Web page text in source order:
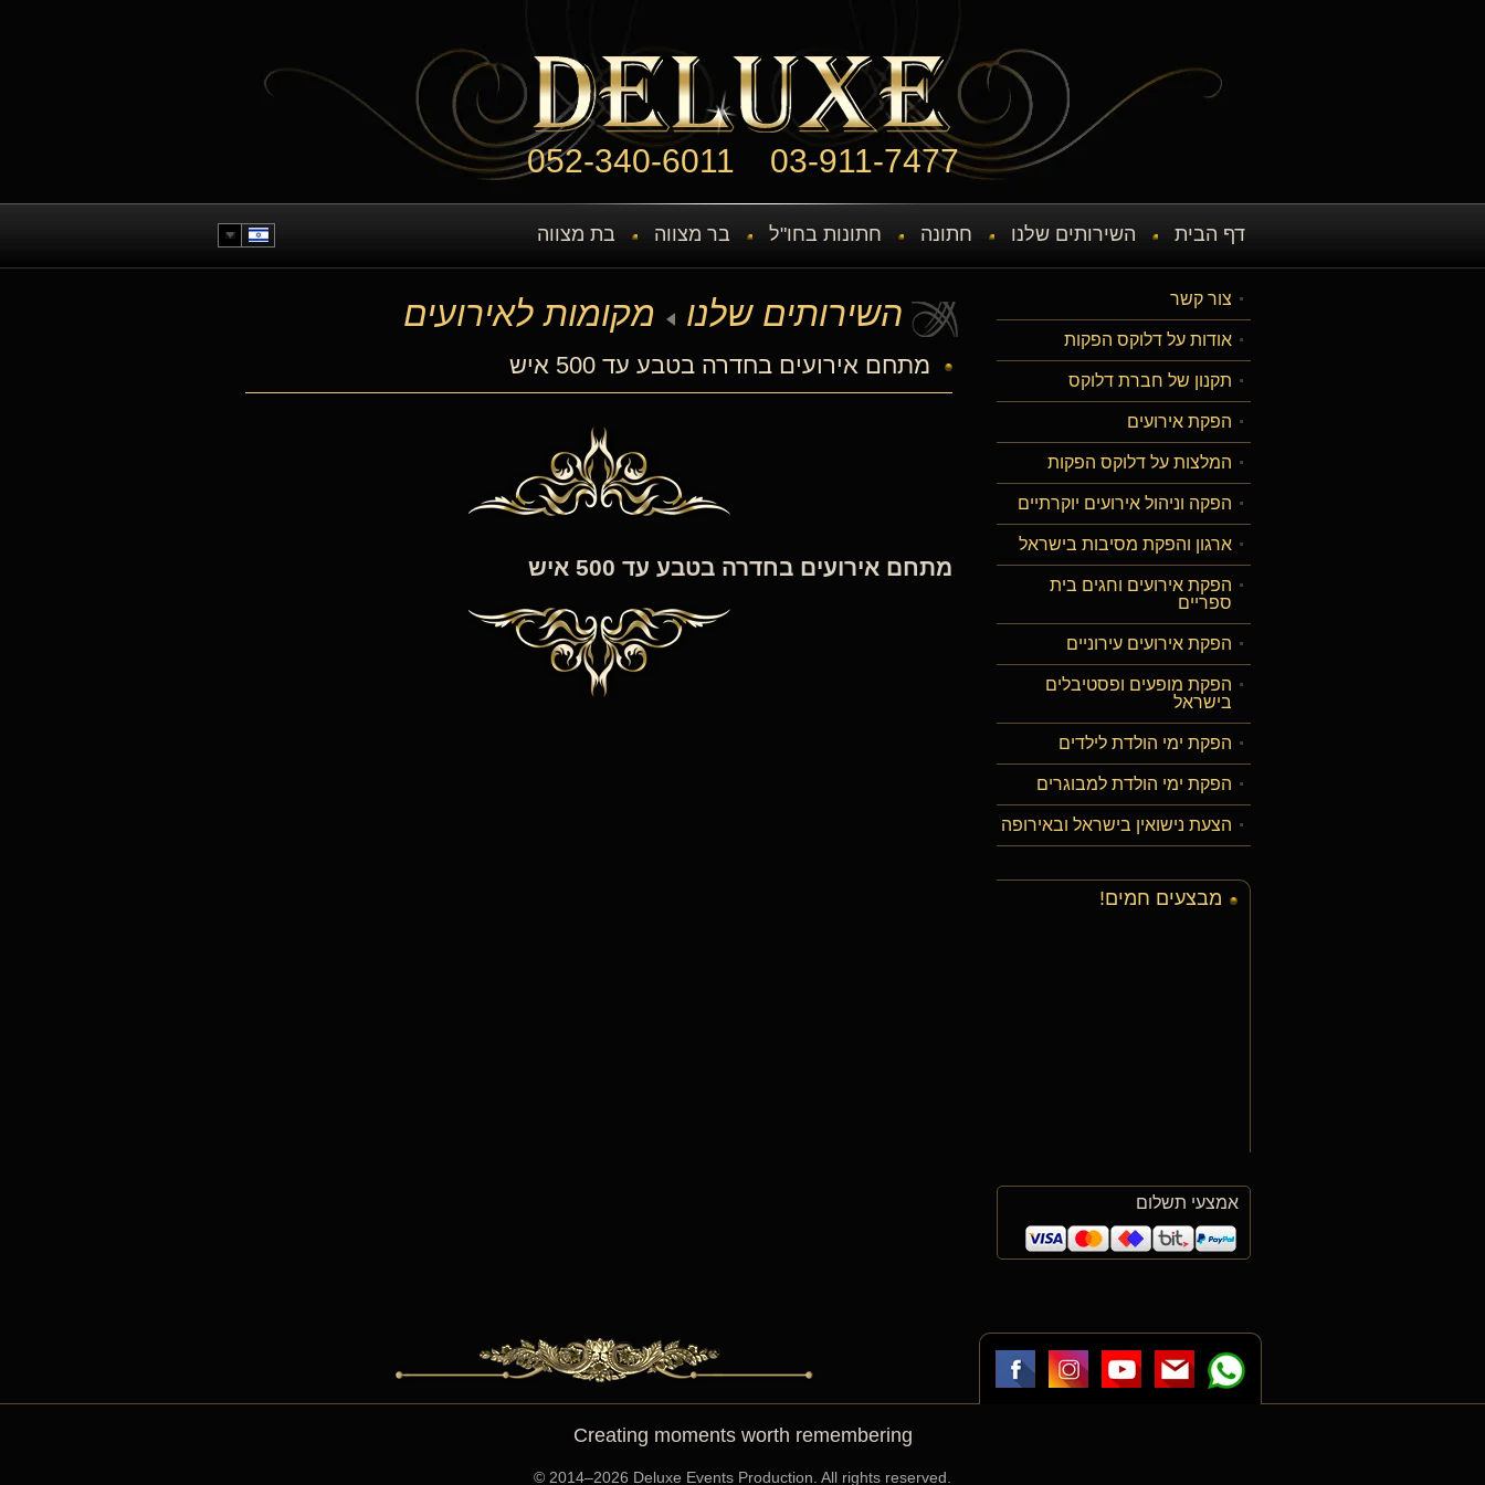
052-340-6011 03-911-7477
דף הבית השירותים שלנו חתונה חתונות בחו"ל בר מצווה בת מצווה
השירותים שלנו מקומות לאירועים
מתחם אירועים בחדרה בטבע עד 500 איש
מתחם אירועים בחדרה בטבע עד 500 איש
צור קשר
אודות על דלוקס הפקות
תקנון של חברת דלוקס
הפקת אירועים
המלצות על דלוקס הפקות
הפקה וניהול אירועים יוקרתיים
ארגון והפקת מסיבות בישראל
הפקת אירועים וחגים בית
ספריים
הפקת אירועים עירוניים
הפקת מופעים ופסטיבלים
בישראל
הפקת ימי הולדת לילדים
הפקת ימי הולדת למבוגרים
הצעת נישואין בישראל ובאירופה
מבצעים חמים!
אמצעי תשלום
Creating moments worth remembering
©️ 2014–2026 Deluxe Events Production. All rights reserved.